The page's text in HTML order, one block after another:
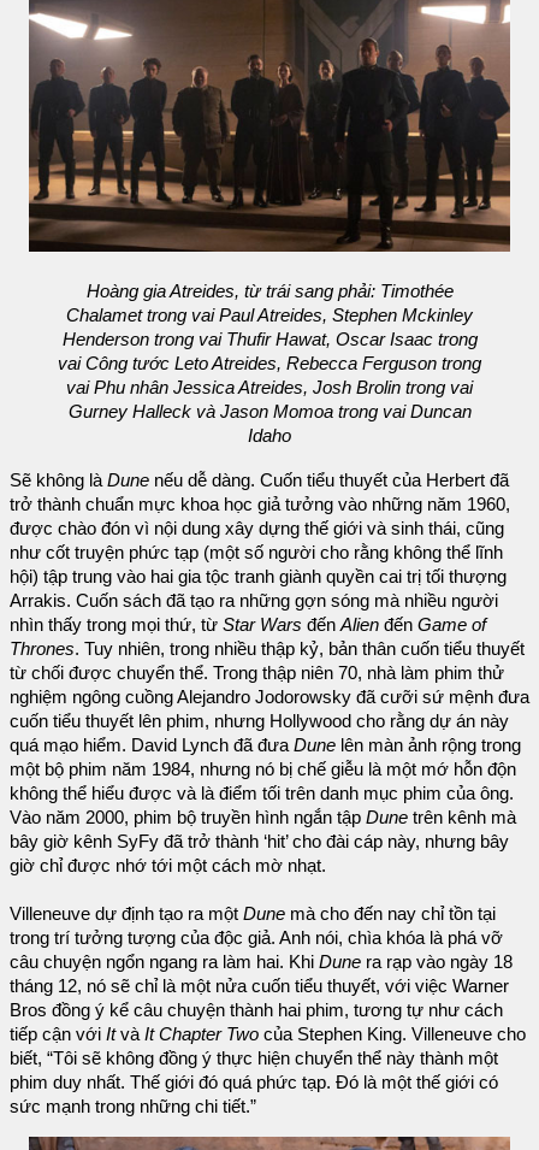
Hoàng gia Atreides, từ trái sang phải: Timothée
Chalamet trong vai Paul Atreides, Stephen Mckinley
Henderson trong vai Thufir Hawat, Oscar Isaac trong
vai Công tước Leto Atreides, Rebecca Ferguson trong
vai Phu nhân Jessica Atreides, Josh Brolin trong vai
Gurney Halleck và Jason Momoa trong vai Duncan
Idaho
Sẽ không làDune nếu dễ dàng. Cuốn tiểu thuyết của Herbert đã
trở thành chuẩn mực khoa học giả tưởng vào những năm 1960,
được chào đón vì nội dung xây dựng thế giới và sinh thái, cũng
như cốt truyện phức tạp (một số người cho rằng không thể lĩnh
hội) tập trung vào hai gia tộc tranh giành quyền cai trị tối thượng
Arrakis. Cuốn sách đã tạo ra những gợn sóng mà nhiều người
nhìn thấy trong mọi thứ, từ Star Wars đếnAlien đến Game of
Thrones. Tuy nhiên, trong nhiều thập kỷ, bản thân cuốn tiểu thuyết
từ chối được chuyển thể. Trong thập niên 70, nhà làm phim thử
nghiệm ngông cuồng Alejandro Jodorowsky đã cưỡi sứ mệnh đưa
cuốn tiểu thuyết lên phim, nhưng Hollywood cho rằng dự án này
quá mạo hiểm. David Lynch đã đưaDune lên màn ảnh rộng trong
một bộ phim năm 1984, nhưng nó bị chế giễu là một mớ hỗn độn
không thể hiểu được và là điểm tối trên danh mục phim của ông.
Vào năm 2000, phim bộ truyền hình ngắn tập Dune trên kênh mà
bây giờ kênh SyFy đã trở thành ‘hit’ cho đài cáp này, nhưng bây
giờ chỉ được nhớ tới một cách mờ nhạt.
Villeneuve dự định tạo ra một Dune mà cho đến nay chỉ tồn tại
trong trí tưởng tượng của độc giả. Anh nói, chìa khóa là phá vỡ
câu chuyện ngổn ngang ra làm hai. Khi Dune ra rạp vào ngày 18
tháng 12, nó sẽ chỉ là một nửa cuốn tiểu thuyết, với việc Warner
Bros đồng ý kể câu chuyện thành hai phim, tương tự như cách
tiếp cận với ItvàIt Chapter Two của Stephen King. Villeneuve cho
biết, “Tôi sẽ không đồng ý thực hiện chuyển thể này thành một
phim duy nhất. Thế giới đó quá phức tạp. Đó là một thế giới có
sức mạnh trong những chi tiết.”